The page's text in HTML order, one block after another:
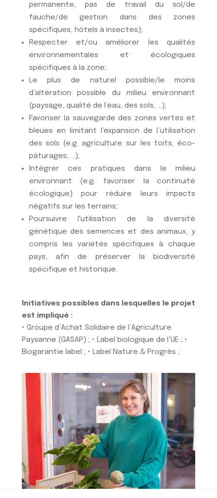
permanente, pas de travail du sol/de
fauche/de gestion dans des zones
spécifiques, hôtels à insectes);
Respecter et/ou améliorer les qualités
environnementales et écologiques
spécifiques à la zone;
Le plus de naturel possible/le moins
d’altération possible du milieu environnant
(paysage, qualité de l’eau, des sols, ...);
Favoriser la sauvegarde des zones vertes et
bleues en limitant l’expansion de l’utilisation
des sols (e.g. agriculture sur les toits, éco-
pâturages, …);
Intégrer ces pratiques dans le milieu
environnant (e.g. favoriser la continuité
écologique) pour réduire leurs impacts
négatifs sur les terrains;
Poursuivre l'utilisation de la diversité
génétique des semences et des animaux, y
compris les variétés spécifiques à chaque
pays, afin de préserver la biodiversité
spécifique et historique.
Initiatives possibles dans lesquelles le projet
est impliqué :
• Groupe d’Achat Solidaire de l’Agriculture
Paysanne (GASAP) ; • Label biologique de l’UE ; •
Biogarantie label ; • Label Nature & Progrès ;